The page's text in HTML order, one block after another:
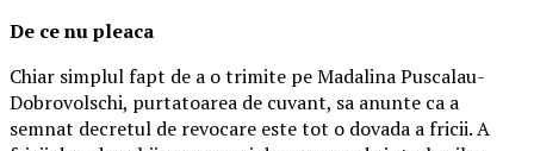
De ce nu pleaca
Chiar simplul fapt de a o trimite pe Madalina Puscalau-
Dobrovolschi, purtatoarea de cuvant, sa anunte ca a
semnat decretul de revocare este tot o dovada a fricii. A